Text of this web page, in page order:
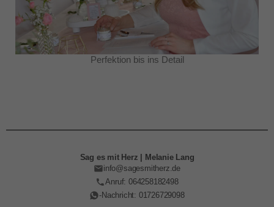
Perfektion bis ins Detail
Sag es mit Herz | Melanie Lang
info@sagesmitherz.de
Anruf: 064258182498
-Nachricht: 01726729098